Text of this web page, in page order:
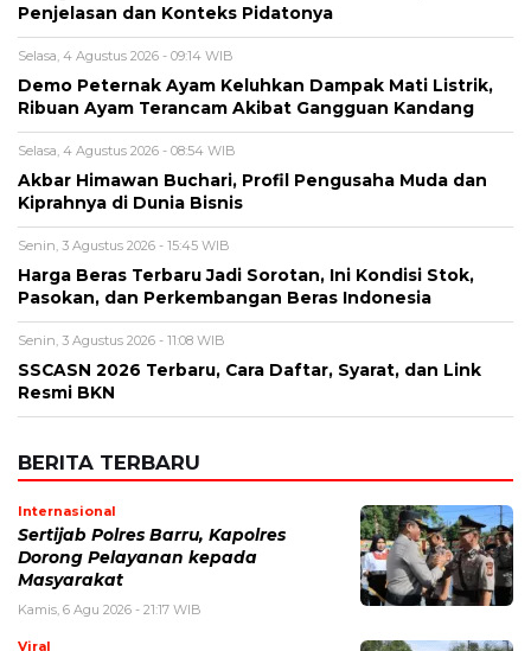
Akbar Himawan Buchari, Profil Pengusaha Muda dan
Kiprahnya di Dunia Bisnis
Senin, 3 Agustus 2026 - 15:45 WIB
Harga Beras Terbaru Jadi Sorotan, Ini Kondisi Stok,
Pasokan, dan Perkembangan Beras Indonesia
Senin, 3 Agustus 2026 - 11:08 WIB
SSCASN 2026 Terbaru, Cara Daftar, Syarat, dan Link
Resmi BKN
BERITA TERBARU
Internasional
Sertijab Polres Barru, Kapolres
Dorong Pelayanan kepada
Masyarakat
Viral
Kecelakaan Bus ALS Tewaskan
Belasan Penumpang, Polisi Tetapkan
Dua Tersangka
Kamis, 6 Agu 2026 - 15:46 WIB
Viral
Sarwendah Disebut Setia Dampingi